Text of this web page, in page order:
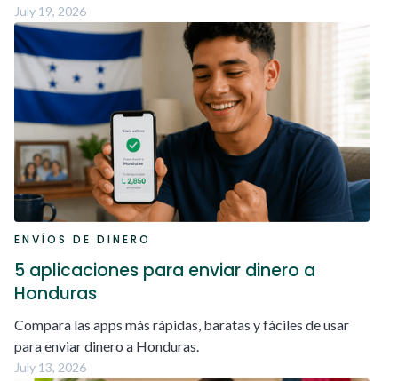
July 19, 2026
ENVÍOS DE DINERO
5 aplicaciones para enviar dinero a
Honduras
Compara las apps más rápidas, baratas y fáciles de usar
para enviar dinero a Honduras.
July 13, 2026